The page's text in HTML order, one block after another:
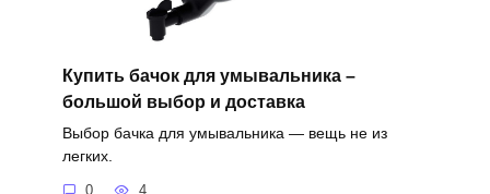
Купить бачок для умывальника –
большой выбор и доставка
Выбор бачка для умывальника — вещь не из
легких.
0 4